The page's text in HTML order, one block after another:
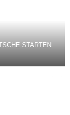
STARTEN